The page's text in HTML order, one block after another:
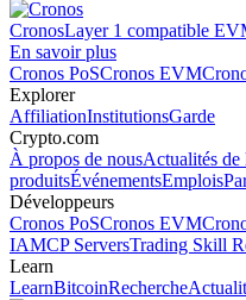
CronosLayer 1 compatible
En savoir plus
Cronos PoSCronos EVM
Explorer
AffiliationInstitutionsGarde
Crypto.com
À propos de nousActualités de
produitsÉvénementsEmplois
Développeurs
Cronos PoSCronos EVM
IAMCP ServersTrading Skill
Learn
LearnBitcoinRecherche